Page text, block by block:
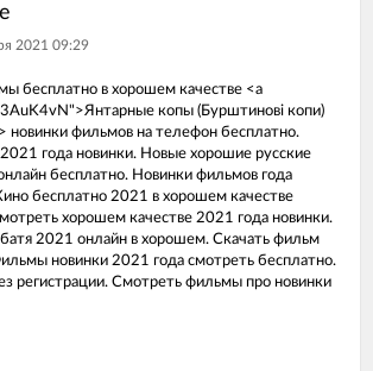
2021 09:29
бесплатно в хорошем качестве <a
копы (Бурштиновi копи)
новинки фильмов на телефон бесплатно.
года новинки. Новые хорошие русские
бесплатно. Новинки фильмов года
бесплатно 2021 в хорошем качестве
хорошем качестве 2021 года новинки.
2021 онлайн в хорошем. Скачать фильм
новинки 2021 года смотреть бесплатно.
регистрации. Смотреть фильмы про новинки